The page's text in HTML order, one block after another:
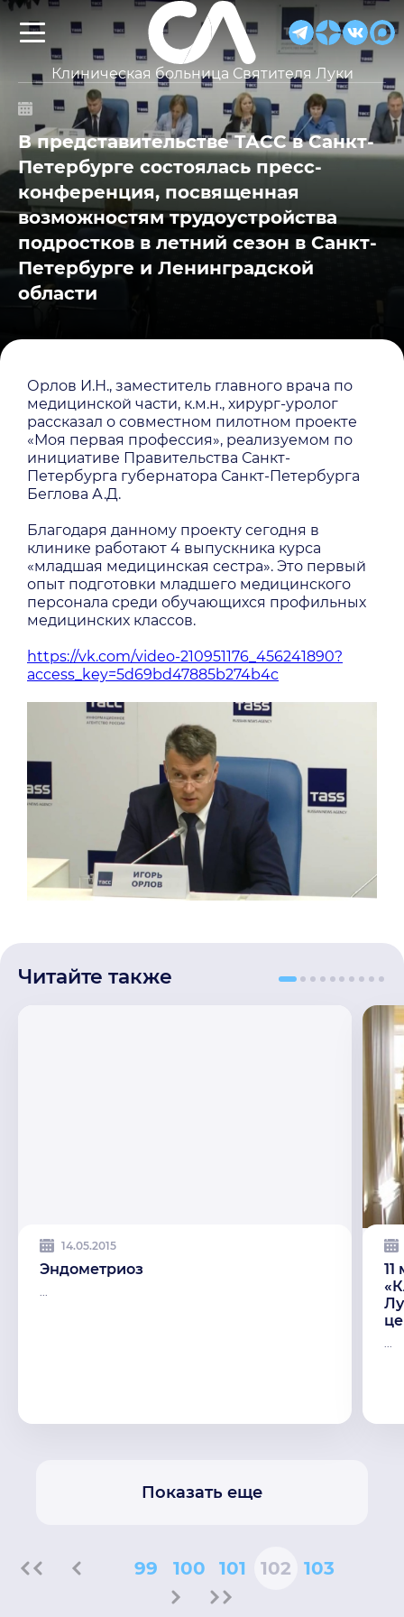
Клиническая больница Святителя Луки
В представительстве ТАСС в Санкт-
Петербурге состоялась пресс-
конференция, посвященная
возможностям трудоустройства
подростков в летний сезон в Санкт-
Петербурге и Ленинградской
области
Орлов И.Н., заместитель главного врача по
медицинской части, к.м.н., хирург-уролог
рассказал о совместном пилотном проекте
«Моя первая профессия», реализуемом по
инициативе Правительства Санкт-
Петербурга губернатора Санкт-Петербурга
Беглова А.Д.
Благодаря данному проекту сегодня в
клинике работают 4 выпускника курса
«младшая медицинская сестра». Это первый
опыт подготовки младшего медицинского
персонала среди обучающихся профильных
медицинских классов.
https://vk.com/video-210951176_456241890?
access_key=5d69bd47885b274b4c
Читайте также
14.05.2015
Эндометриоз
Показать еще
99 100 101 102 103